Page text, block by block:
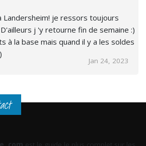
Landersheim! je ressors toujours
j 'y retourne fin de semaine :)
à la base mais quand il y a les soldes
Jan 24, 2023